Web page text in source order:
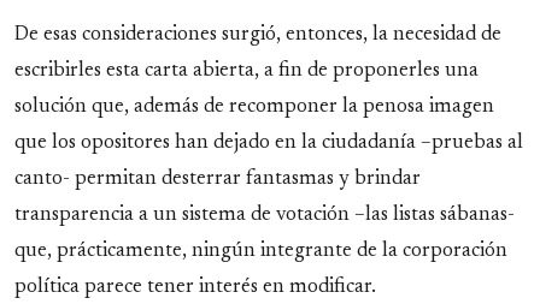
De esas consideraciones surgió, entonces, la necesidad de
escribirles esta carta abierta, a fin de proponerles una
solución que, además de recomponer la penosa imagen
que los opositores han dejado en la ciudadanía –pruebas al
canto- permitan desterrar fantasmas y brindar
transparencia a un sistema de votación –las listas sábanas-
que, prácticamente, ningún integrante de la corporación
política parece tener interés en modificar.